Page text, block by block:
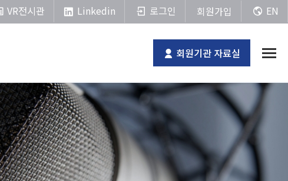
VR전시관 Linkedin 로그인 회원가입 EN
회원기관 자료실 전체